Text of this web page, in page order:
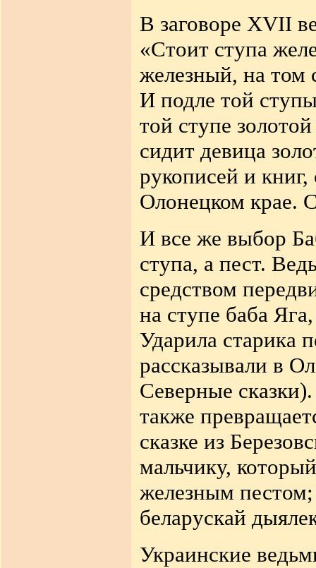
В заговоре XVII
«Стоит ступа
железный, на том
И подле той
той ступе
сидит девица
рукописей и
Олонецком крае.
И все же выбор
ступа, а пест.
средством
на ступе баба
Ударила старика
рассказывали в
Северные
также
сказке из
мальчику,
железным
беларускай
Украинские